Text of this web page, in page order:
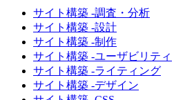
サイト構築 -調査・分析
サイト構築 -設計
サイト構築 -制作
サイト構築 -ユーザビリティ
サイト構築 -ライティング
サイト構築 -デザイン